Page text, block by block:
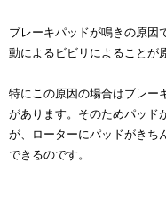
ブレーキパッドが鳴きの原因
動によるビビリによることが
特にこの原因の場合はブレー
があります。そのためパッド
が、ローターにパッドがきち
できるのです。